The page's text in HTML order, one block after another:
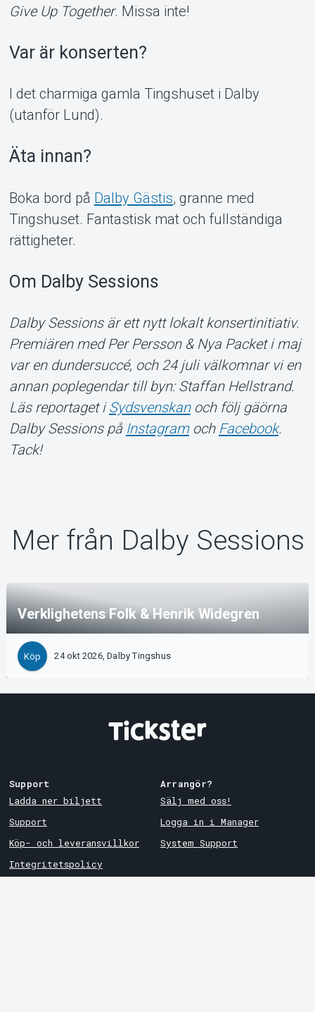
Give Up Together. Missa inte!
Var är konserten?
I det charmiga gamla Tingshuset i Dalby
(utanför Lund).
Äta innan?
Boka bord på Dalby Gästis, granne med
Tingshuset. Fantastisk mat och fullständiga
rättigheter.
Om Dalby Sessions
Dalby Sessions är ett nytt lokalt konsertinitiativ.
Premiären med Per Persson & Nya Packet i maj
var en dundersuccé, och 24 juli välkomnar vi en
annan poplegendar till byn: Staffan Hellstrand.
Läs reportaget iSydsvenskanoch följ gäörna
Dalby Sessions på Instagramoch Facebook.
Tack!
Mer från Dalby Sessions
Verklighetens Folk & Henrik Widegren
Köp 24 okt 2026, Dalby Tingshus
Support
Ladda ner biljett
Support
Köp- och leveransvillkor
Integritetspolicy
Arrangör?
Sälj med oss!
Logga in i Manager
System Support